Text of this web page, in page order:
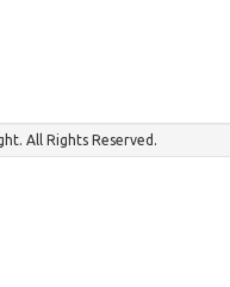
All Rights Reserved.